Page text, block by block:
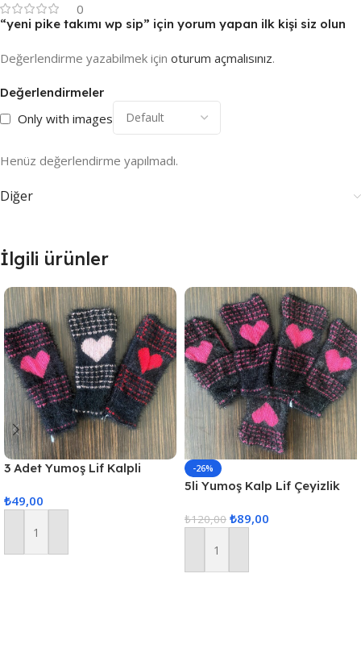
0
Değerlendirmeler
Only with images
Henüz değerlendirme yapılmadı.
“yeni pike takımı wp sip” için yorum yapan ilk kişi siz olun
Değerlendirme yazabilmek için oturum açmalısınız.
Diğer
İlgili ürünler
3 Adet Yumoş Lif Kalpli
₺49,00
Sepete Ekle
-26%
5li Yumoş Kalp Lif Çeyizlik
₺120,00 ₺89,00
Sepete Ekle